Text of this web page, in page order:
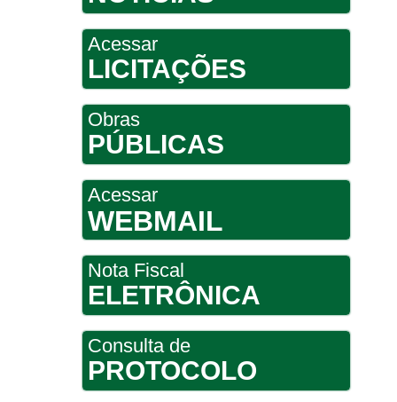
Acessar
LICITAÇÕES
Obras
PÚBLICAS
Acessar
WEBMAIL
Nota Fiscal
ELETRÔNICA
Consulta de
PROTOCOLO